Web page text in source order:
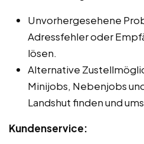
Unvorhergesehene
Adressfehler oder
lösen.
Alternative
Minijobs, Nebenjobs
Landshut finden und
Kundenservice: